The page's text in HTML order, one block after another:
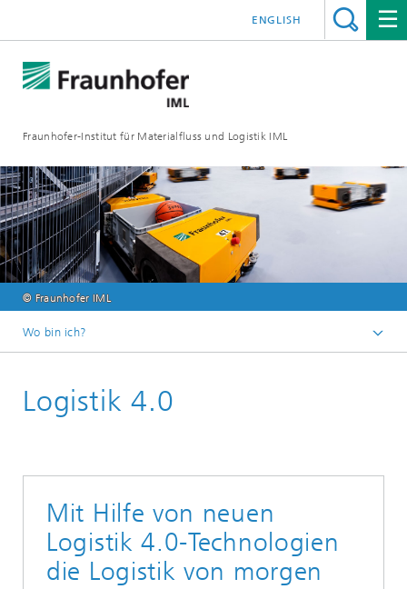
Fraunhofer-Institut für Materialfluss und Logistik IML
ENGLISH
© Fraunhofer IML
Wo bin ich?
Abteilungen
Intralogistik: Strategien und Lösungen
Logistik 4.0
Mit Hilfe von neuen
Logistik 4.0-Technologien
die Logistik von morgen